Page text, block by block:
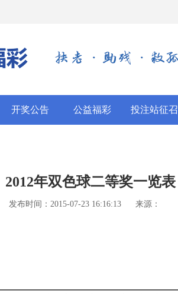
开奖公告 公益福彩 投注站征召
2012年双色球二等奖一览表
发布时间：2015-07-23 16:16:13 来源：